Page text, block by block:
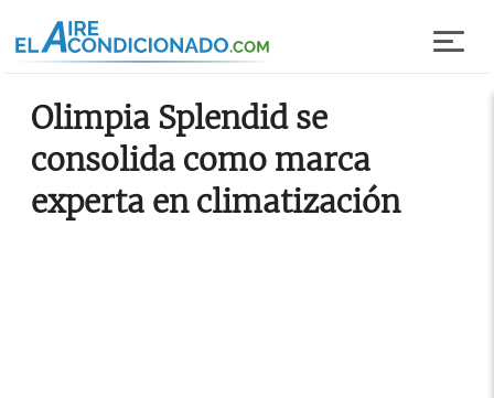
Olimpia Splendid se
consolida como marca
experta en climatización